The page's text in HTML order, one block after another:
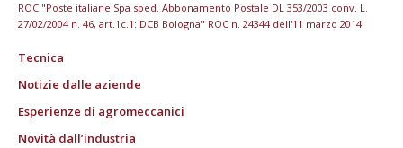
ROC "Poste italiane Spa sped. Abbonamento Postale DL 353/2003 conv. L.
27/02/2004 n. 46, art.1c.1: DCB Bologna" ROC n. 24344 dell'11 marzo 2014
Tecnica
Notizie dalle aziende
Esperienze di agromeccanici
Novità dall’industria